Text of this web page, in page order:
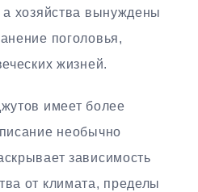
хозяйства вынуждены
поголовья,
жизней.
имеет более
необычно
зависимость
от климата, пределы